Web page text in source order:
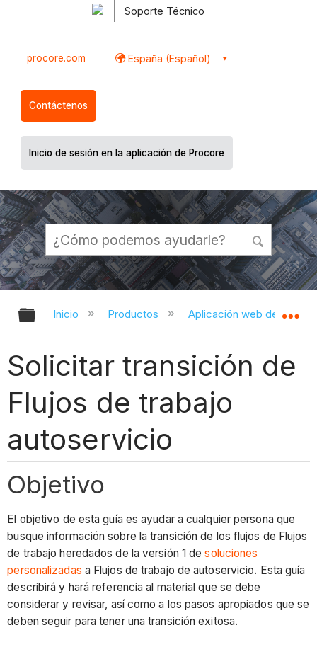
Soporte Técnico
procore.com España (Español)
Contáctenos
Inicio de sesión en la aplicación de Procore
Expandir/contraer jerarquía global
Inicio Productos Aplicación web de
Solicitar transición de
Flujos de trabajo
autoservicio
Objetivo
El objetivo de esta guía es ayudar a cualquier persona que
busque información sobre la transición de los flujos de Flujos
de trabajo heredados de la versión 1 desoluciones
personalizadas a Flujos de trabajo de autoservicio. Esta guía
describirá y hará referencia al material que se debe
considerar y revisar, así como a los pasos apropiados que se
deben seguir para tener una transición exitosa.